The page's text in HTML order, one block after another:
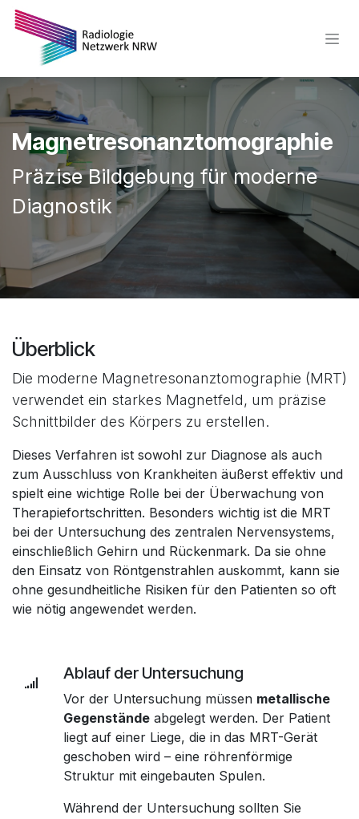
Magnetresonanztomographie
Präzise Bildgebung für moderne
Diagnostik
Überblick
Die moderne Magnetresonanztomographie (MRT)
verwendet ein starkes Magnetfeld, um präzise
Schnittbilder des Körpers zu erstellen.
Dieses Verfahren ist sowohl zur Diagnose als auch
zum Ausschluss von Krankheiten äußerst effektiv und
spielt eine wichtige Rolle bei der Überwachung von
Therapiefortschritten. Besonders wichtig ist die MRT
bei der Untersuchung des zentralen Nervensystems,
einschließlich Gehirn und Rückenmark. Da sie ohne
den Einsatz von Röntgenstrahlen auskommt, kann sie
ohne gesundheitliche Risiken für den Patienten so oft
wie nötig angewendet werden.
Ablauf der Untersuchung
Vor der Untersuchung müssen metallische
Gegenstände abgelegt werden. Der Patient
liegt auf einer Liege, die in das MRT-Gerät
geschoben wird – eine röhrenförmige
Struktur mit eingebauten Spulen.
Während der Untersuchung sollten Sie